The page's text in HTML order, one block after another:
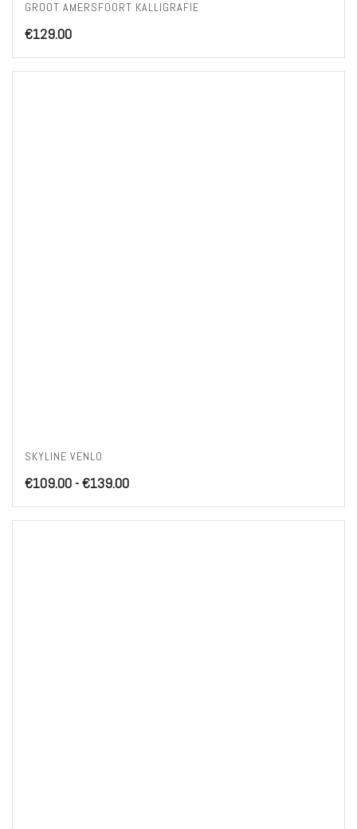
GROOT AMERSFOORT KALLIGRAFIE
€129.00
SKYLINE VENLO
€109.00 -€139.00Prijsklasse:
€109.00